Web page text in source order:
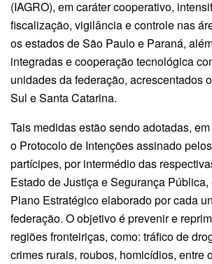
(IAGRO), em caráter cooperativo,
fiscalização, vigilância e controle nas
os estados de São Paulo e Paraná,
integradas e cooperação tecnológica
unidades da federação, acrescentados
Sul e Santa Catarina.
Tais medidas estão sendo adotadas,
o Protocolo de Intenções assinado
partícipes, por intermédio das
Estado de Justiça e Segurança
Plano Estratégico elaborado por cada
federação. O objetivo é prevenir e
regiões fronteiriças, como: tráfico de
crimes rurais, roubos, homicídios, entre